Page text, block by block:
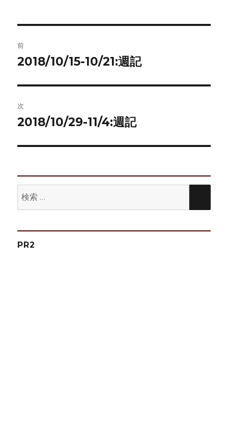
稿
ビ
ゲ
ー
ョ
ン
前
前
投
稿:
2018/10/15-10/21:週記
次
次
投
2018/10/29-11/4:週記
索
PR2